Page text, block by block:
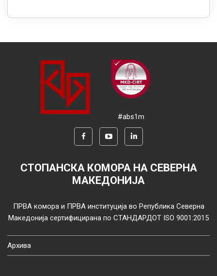
#abs1m
СТОПАНСКА КОМОРА НА СЕВЕРНА
МАКЕДОНИЈА
ПРВА комора и ПРВА институција во Република Северна
Македонија сертифицирана по СТАНДАРДОТ ISO 9001:2015
Архива